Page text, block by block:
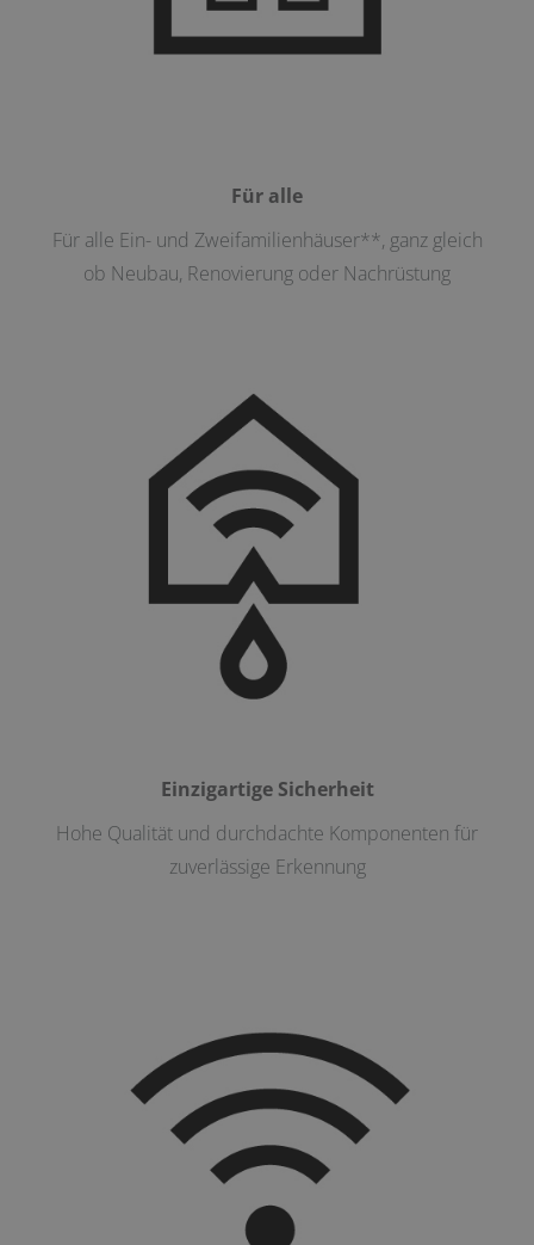
Für alle
Für alle Ein- und Zweifamilienhäuser**, ganz gleich
ob Neubau, Renovierung oder Nachrüstung
Einzigartige Sicherheit
Hohe Qualität und durchdachte Komponenten für
zuverlässige Erkennung